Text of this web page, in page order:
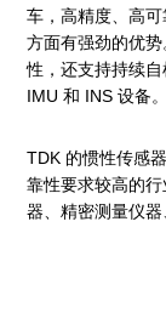
车，高精度、高
方面有强劲的优
性，还支持持续
IMU 和 INS 设备
TDK 的惯性传感
靠性要求较高的
器、精密测量仪器